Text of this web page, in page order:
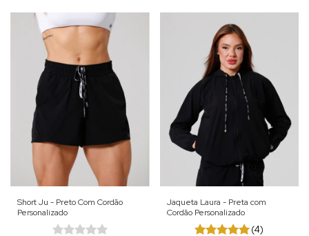
Short Ju - Preto Com Cordão
Personalizado
Jaqueta Laura - Preta com
Cordão Personalizado
(4)